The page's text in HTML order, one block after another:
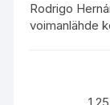
Rodrigo
voimanlähde